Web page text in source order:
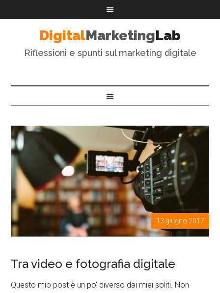
DigitalMarketingLab
Riflessioni e spunti sul marketing digitale
13 giugno 2017
Tra video e fotografia digitale
Questo mio post è un po’ diverso dai miei soliti. Non